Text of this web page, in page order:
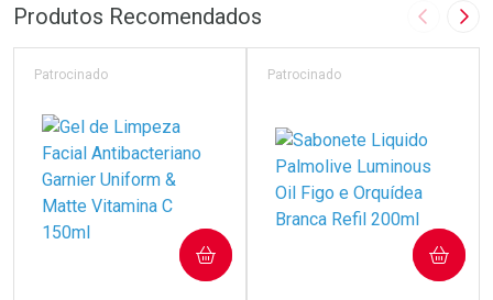
Produtos Recomendados Imagem
Patrocinado
COMPRAR
Patrocinado
COMPRAR